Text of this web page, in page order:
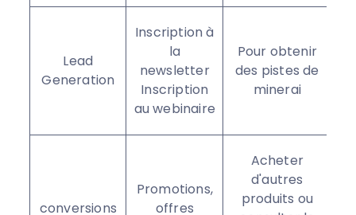
Lead
Generation
Inscription à
la
newsletter
Inscription
au webinaire
Pour obtenir
des pistes de
minerai
conversions
Promotions,
offres
Acheter
d'autres
produits ou